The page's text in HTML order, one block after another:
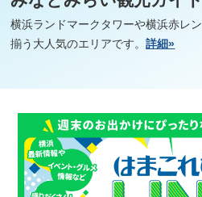
横浜ランドマークタワーや横浜赤レ
揃う大人気のエリアです。詳細»